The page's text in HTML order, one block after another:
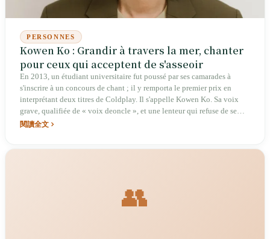
PERSONNES
Kowen Ko : Grandir à travers la mer, chanter
pour ceux qui acceptent de s'asseoir
En 2013, un étudiant universitaire fut poussé par ses camarades à
s'inscrire à un concours de chant ; il y remporta le premier prix en
interprétant deux titres de Coldplay. Il s'appelle Kowen Ko. Sa voix
grave, qualifiée de « voix deoncle », et une lenteur qui refuse de se
presser, lui ont permis de se tailler une place à la fois intime et
réinterprétation de « God’s Reply » pour une série Hakka lui a valu un
閱讀全文
👥